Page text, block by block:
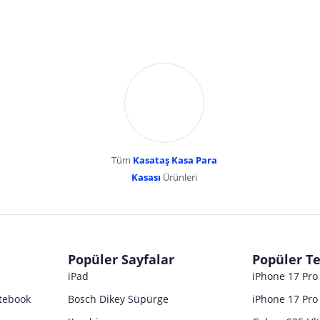
Tüm Kasataş Kasa Para
Kasası Ürünleri
Popüler Sayfalar
iPad
Bosch Dikey Süpürge
Popüler
iPhone 17
iPhone 17 Pro